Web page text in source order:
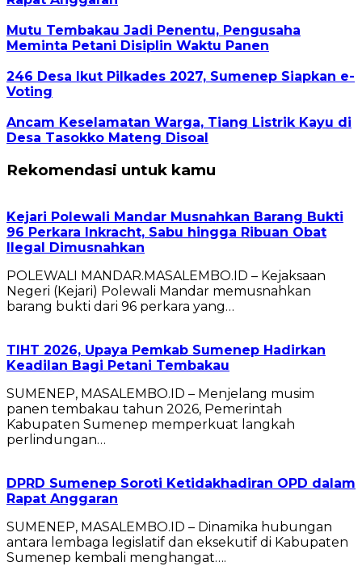
Mutu Tembakau Jadi Penentu, Pengusaha
Meminta Petani Disiplin Waktu Panen
246 Desa Ikut Pilkades 2027, Sumenep Siapkan e-
Voting
Ancam Keselamatan Warga, Tiang Listrik Kayu di
Desa Tasokko Mateng Disoal
Rekomendasi untuk kamu
Kejari Polewali Mandar Musnahkan Barang Bukti
96 Perkara Inkracht, Sabu hingga Ribuan Obat
Ilegal Dimusnahkan
POLEWALI MANDAR.MASALEMBO.ID – Kejaksaan
Negeri (Kejari) Polewali Mandar memusnahkan
barang bukti dari 96 perkara yang…
TIHT 2026, Upaya Pemkab Sumenep Hadirkan
Keadilan Bagi Petani Tembakau
SUMENEP, MASALEMBO.ID – Menjelang musim
panen tembakau tahun 2026, Pemerintah
Kabupaten Sumenep memperkuat langkah
perlindungan…
DPRD Sumenep Soroti Ketidakhadiran OPD dalam
Rapat Anggaran
SUMENEP, MASALEMBO.ID – Dinamika hubungan
antara lembaga legislatif dan eksekutif di Kabupaten
Sumenep kembali menghangat….